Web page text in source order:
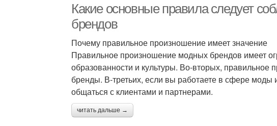
Какие основные правила следует
брендов
Почему правильное произношение имеет значение
Правильное произношение модных брендов имеет
образованности и культуры. Во-вторых,
бренды. В-третьих, если вы работаете в сфере
общаться с клиентами и партнерами.
читать дальше →